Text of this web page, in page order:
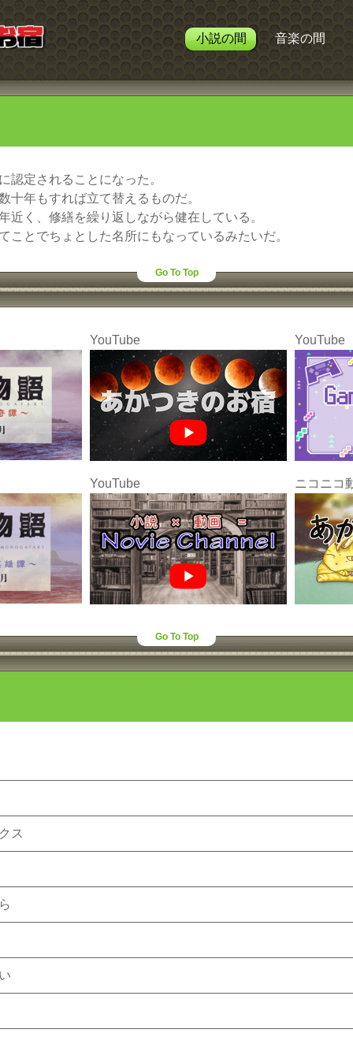
小説の間 音楽の間
認定されることになった。
十年もすれば立て替えるものだ。
近く、修繕を繰り返しながら健在している。
ことでちょとした名所にもなっているみたいだ。
Go To Top
YouTube
YouTube
YouTube
ニコニコ
Go To Top
ス